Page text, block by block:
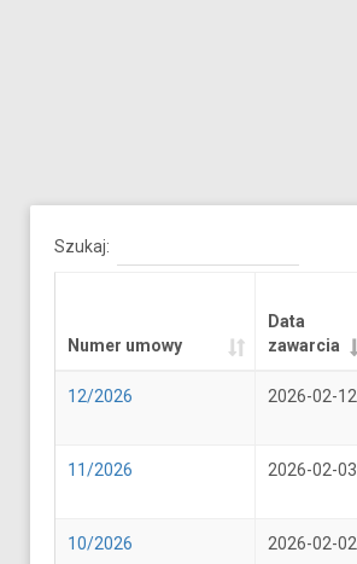
Szukaj:
Numer umowy
Data
zawarcia
12/2026 2026-02-12
11/2026 2026-02-03
10/2026 2026-02-02